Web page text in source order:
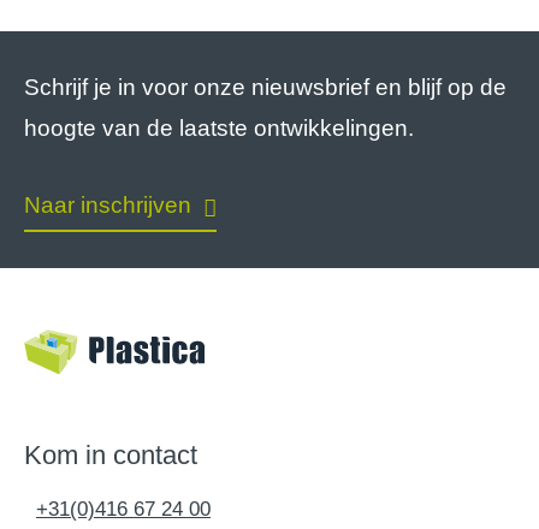
Schrijf je in voor onze nieuwsbrief en blijf op de
hoogte van de laatste ontwikkelingen.
Naar inschrijven
Kom in contact
+31(0)416 67 24 00